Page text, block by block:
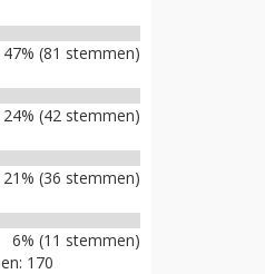
47% (81 stemmen)
24% (42 stemmen)
21% (36 stemmen)
6% (11 stemmen)
170